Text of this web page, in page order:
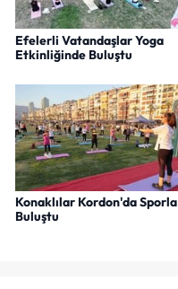
Efelerli Vatandaşlar Yoga
Etkinliğinde Buluştu
Konaklılar Kordon'da Sporla
Buluştu